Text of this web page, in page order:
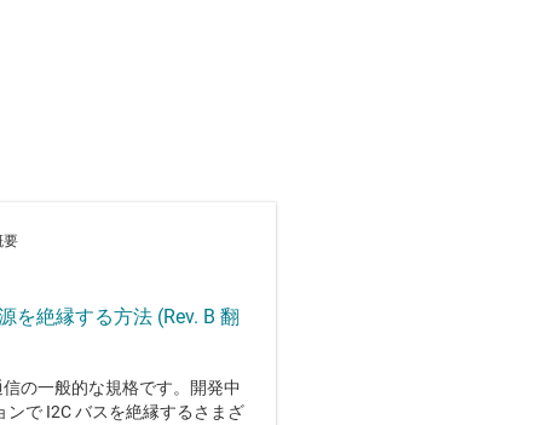
要
を絶縁する方法 (Rev. B 翻
の一般的な規格です。開発中
ンで I2C バスを絶縁するさまざ